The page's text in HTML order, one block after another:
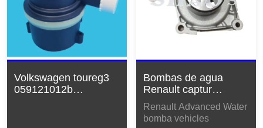
Volkswagen toureg3
059121012b
Bombas de agua
Renault captur
7701478830 21010 -
00qm
Renault Advanced Water
bomba vehicles